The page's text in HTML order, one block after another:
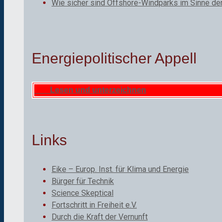
Wie sicher sind Offshore-Windparks im Sinne
Energiepolitischer Appell
Lesen und unterzeichnen
Links
Eike – Europ. Inst. für Klima und Energie
Bürger für Technik
Science Skeptical
Fortschritt in Freiheit e.V.
Durch die Kraft der Vernunft